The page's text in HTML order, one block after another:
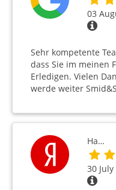
03
Sehr kompetente
dass Sie im meinen
Erledigen. Vielen
werde weiter
На…
30